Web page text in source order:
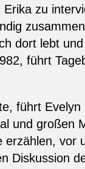
zu
dort lebt
führt
führt
und großen
vor
Diskussion